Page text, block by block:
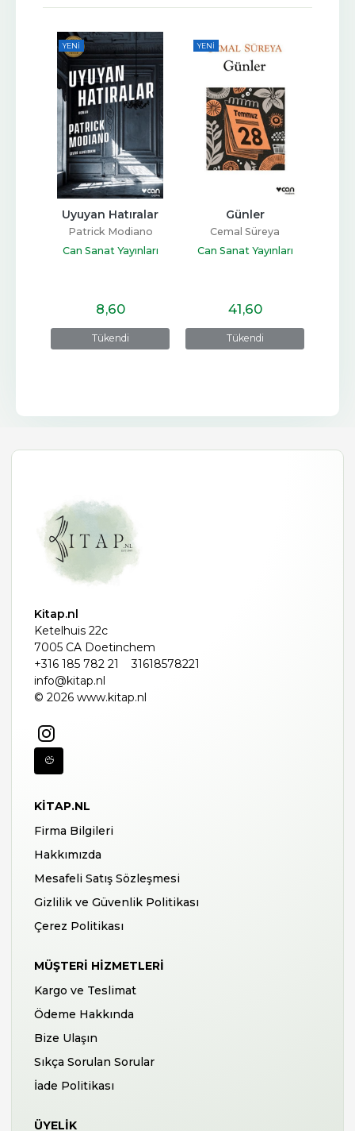
YENI
Tükendi
Uyuyan Hatıralar
Patrick Modiano
Can Sanat Yayınları
8,60
YENI
Tükendi
Günler
Cemal Süreya
Can Sanat Yayınları
41,60
Kitap.nl
Ketelhuis 22c
7005 CA Doetinchem
+316 185 782 21
31618578221
info@kitap.nl
© 2026 www.kitap.nl
KITAP.NL
Firma Bilgileri
Hakkımızda
Mesafeli Satış Sözleşmesi
Gizlilik ve Güvenlik Politikası
Çerez Politikası
MÜŞTERI HIZMETLERI
Kargo ve Teslimat
Ödeme Hakkında
Bize Ulaşın
Sıkça Sorulan Sorular
İade Politikası
ÜYELIK